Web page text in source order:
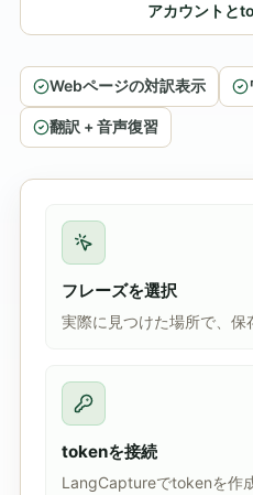
アカウントと
Webページの対訳表示
翻訳 + 音声復習
フレーズを選択
実際に見つけた場所で、保
tokenを接続
LangCaptureでtokenを作